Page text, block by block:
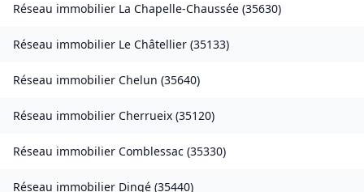
Réseau immobilier La Chapelle-Chaussée (35630)
Réseau immobilier Le Châtellier (35133)
Réseau immobilier Chelun (35640)
Réseau immobilier Cherrueix (35120)
Réseau immobilier Comblessac (35330)
Réseau immobilier Dingé (35440)